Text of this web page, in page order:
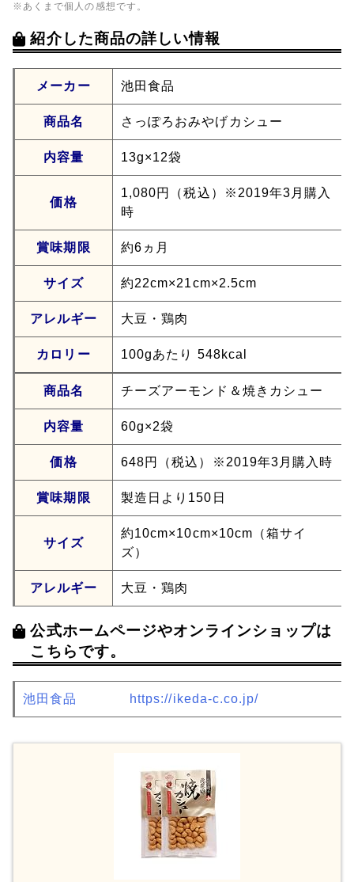
※あくまで個人の感想です。
紹介した商品の詳しい情報
メーカー 池田食品
商品名 さっぽろおみやげカシュー
内容量 13g×12袋
価格
1,080円（税込）※2019年3月購入
時
賞味期限 約6ヵ月
サイズ 約22cm×21cm×2.5cm
アレルギー 大豆・鶏肉
カロリー 100gあたり 548kcal
商品名 チーズアーモンド＆焼きカシュー
内容量 60g×2袋
価格 648円（税込）※2019年3月購入時
賞味期限 製造日より150日
サイズ
約10cm×10cm×10cm（箱サイ
ズ）
アレルギー 大豆・鶏肉
公式ホームページやオンラインショップは
こちらです。
池田食品 https://ikeda-c.co.jp/